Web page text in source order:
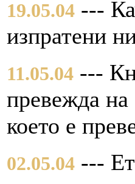
19.05.04 ---
изпратени
11.05.04 ---
превежда
което е
02.05.04 ---